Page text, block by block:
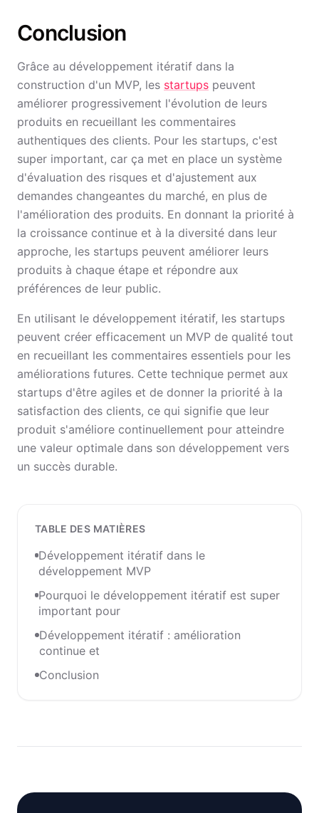
Conclusion
Grâce au développement itératif dans la
construction d'un MVP, les startups peuvent
améliorer progressivement l'évolution de leurs
produits en recueillant les commentaires
authentiques des clients. Pour les startups, c'est
super important, car ça met en place un système
d'évaluation des risques et d'ajustement aux
demandes changeantes du marché, en plus de
l'amélioration des produits. En donnant la priorité à
la croissance continue et à la diversité dans leur
approche, les startups peuvent améliorer leurs
produits à chaque étape et répondre aux
préférences de leur public.
En utilisant le développement itératif, les startups
peuvent créer efficacement un MVP de qualité tout
en recueillant les commentaires essentiels pour les
améliorations futures. Cette technique permet aux
startups d'être agiles et de donner la priorité à la
satisfaction des clients, ce qui signifie que leur
produit s'améliore continuellement pour atteindre
une valeur optimale dans son développement vers
un succès durable.
TABLE DES MATIÈRES
Développement itératif dans le
développement MVP
Pourquoi le développement itératif est super
important pour
Développement itératif : amélioration
continue et
Conclusion